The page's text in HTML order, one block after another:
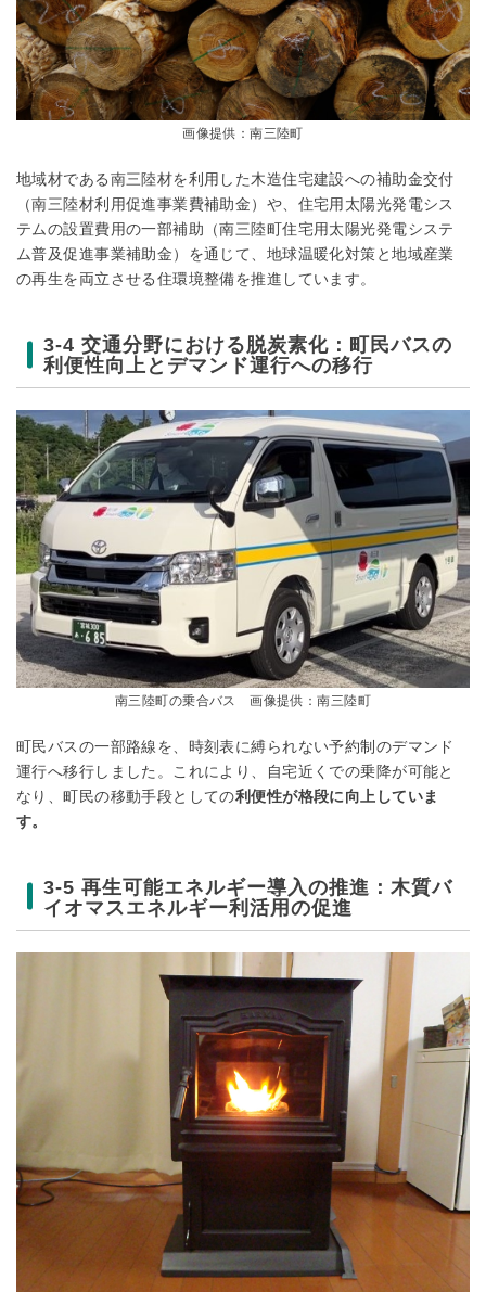
画像提供：南三陸町
地域材である南三陸材を利用した木造住宅建設への補助金交付
（南三陸材利用促進事業費補助金）や、住宅用太陽光発電シス
テムの設置費用の一部補助（南三陸町住宅用太陽光発電システ
ム普及促進事業補助金）を通じて、地球温暖化対策と地域産業
の再生を両立させる住環境整備を推進しています。
3-4 交通分野における脱炭素化：町民バスの
利便性向上とデマンド運行への移行
南三陸町の乗合バス 画像提供：南三陸町
町民バスの一部路線を、時刻表に縛られない予約制のデマンド
運行へ移行しました。これにより、自宅近くでの乗降が可能と
なり、町民の移動手段としての利便性が格段に向上していま
す。
3-5 再生可能エネルギー導入の推進：木質バ
イオマスエネルギー利活用の促進